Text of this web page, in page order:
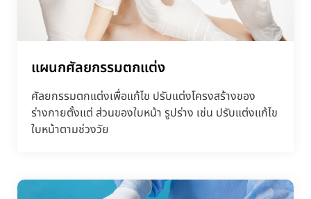
แผนกศัลยกรรมตกแต่ง
ศัลยกรรมตกแต่งเพื่อแก้ไข ปรับแต่งโครงสร้างของ
ร่างกายตั้งแต่ ส่วนของใบหน้า รูปร่าง เช่น ปรับแต่งแก้ไข
ใบหน้าตามช่วงวัย